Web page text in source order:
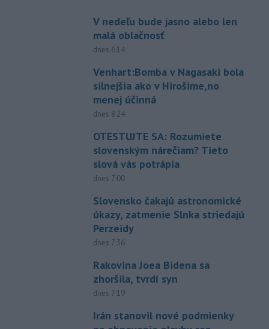
V nedeľu bude jasno alebo len
malá oblačnosť
dnes 6:14
Venhart:Bomba v Nagasaki bola
silnejšia ako v Hirošime,no
menej účinná
dnes 8:24
OTESTUJTE SA: Rozumiete
slovenským nárečiam? Tieto
slová vás potrápia
dnes 7:00
Slovensko čakajú astronomické
úkazy, zatmenie Slnka striedajú
Perzeidy
dnes 7:36
Rakovina Joea Bidena sa
zhoršila, tvrdí syn
dnes 7:19
Irán stanovil nové podmienky